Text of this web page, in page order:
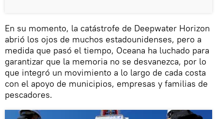
En su momento, la catástrofe de Deepwater Horizon
abrió los ojos de muchos estadounidenses, pero a
medida que pasó el tiempo, Oceana ha luchado para
garantizar que la memoria no se desvanezca, por lo
que integró un movimiento a lo largo de cada costa
con el apoyo de municipios, empresas y familias de
pescadores.